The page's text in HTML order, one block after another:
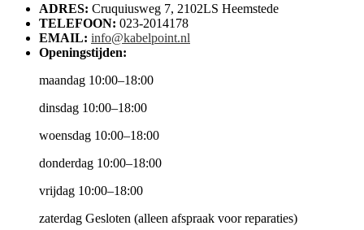
ADRES: Cruquiusweg 7, 2102LS Heemstede
TELEFOON: 023-2014178
EMAIL: info@kabelpoint.nl
Openingstijden:
maandag 10:00–18:00
dinsdag 10:00–18:00
woensdag 10:00–18:00
donderdag 10:00–18:00
vrijdag 10:00–18:00
zaterdag Gesloten (alleen afspraak voor reparaties)